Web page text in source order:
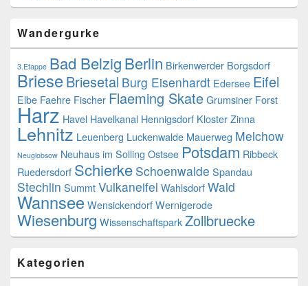
Wandergurke
3.Etappe Bad BelzigBerlin Birkenwerder Borgsdorf
BrieseBriesetal Burg Eisenhardt Edersee Eifel
Elbe Faehre Fischer Flaeming SkateGrumsiner Forst
Harz Havel Havelkanal Hennigsdorf Kloster Zinna
Lehnitz Leuenberg Luckenwalde Mauerweg Melchow
Neuglobsow Neuhaus im Solling Ostsee Potsdam Ribbeck
Ruedersdorf Schierke Schoenwalde Spandau
Stechlin SummtVulkaneifel WahlsdorfWald
WannseeWensickendorfWernigerode
Wiesenburg WissenschaftsparkZollbruecke
Kategorien